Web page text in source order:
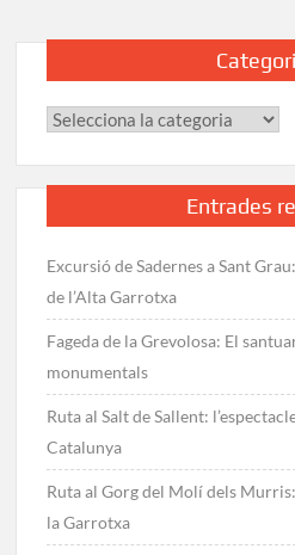
dels
piscines
Garrotxa
Categories
Entrades
Excursió de Sadernes a Sant
de l’Alta Garrotxa
Fageda de la Grevolosa: El
monumentals
Ruta al Salt de Sallent:
Catalunya
Ruta al Gorg del Molí dels
la Garrotxa